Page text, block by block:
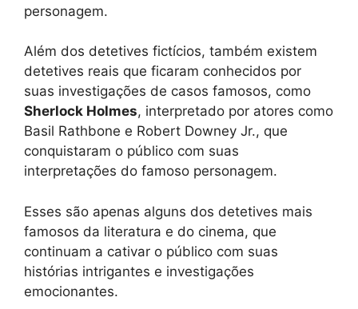
personagem.
Além dos detetives fictícios, também existem
detetives reais que ficaram conhecidos por
suas investigações de casos famosos, como
Sherlock Holmes, interpretado por atores como
Basil Rathbone e Robert Downey Jr., que
conquistaram o público com suas
interpretações do famoso personagem.
Esses são apenas alguns dos detetives mais
famosos da literatura e do cinema, que
continuam a cativar o público com suas
histórias intrigantes e investigações
emocionantes.